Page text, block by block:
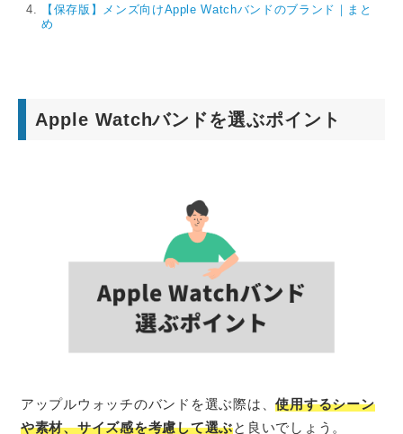
【保存版】メンズ向けApple Watchバンドのブランド｜まと
め
Apple Watchバンドを選ぶポイント
アップルウォッチのバンドを選ぶ際は、使用するシーン
や素材、サイズ感を考慮して選ぶと良いでしょう。